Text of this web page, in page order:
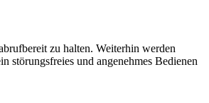
zu halten. Weiterhin werden
und angenehmes Bedienen